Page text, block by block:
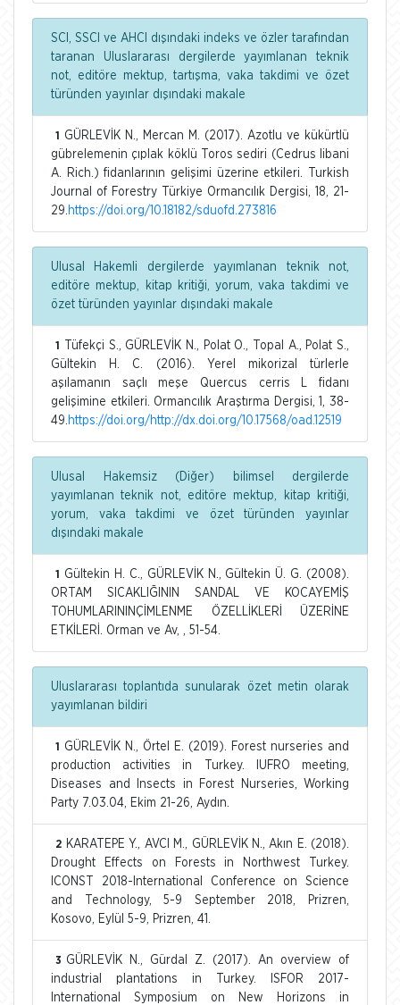
SCI, SSCI ve AHCI dışındaki indeks ve özler tarafından
taranan Uluslararası dergilerde yayımlanan teknik
not, editöre mektup, tartışma, vaka takdimi ve özet
türünden yayınlar dışındaki makale
1
GÜRLEVİK N., Mercan M. (2017). Azotlu ve kükürtlü
gübrelemenin çıplak köklü Toros sediri (Cedrus libani
A. Rich.) fidanlarının gelişimi üzerine etkileri. Turkish
Journal of Forestry Türkiye Ormancılık Dergisi, 18, 21-
29. https://doi.org/10.18182/sduofd.273816
Ulusal Hakemli dergilerde yayımlanan teknik not,
editöre mektup, kitap kritiği, yorum, vaka takdimi ve
özet türünden yayınlar dışındaki makale
1
Tüfekçi S., GÜRLEVİK N., Polat O., Topal A., Polat S.,
Gültekin H. C. (2016). Yerel mikorizal türlerle
aşılamanın saçlı meşe Quercus cerris L fidanı
gelişimine etkileri. Ormancılık Araştırma Dergisi, 1, 38-
49. https://doi.org/http://dx.doi.org/10.17568/oad.12519
Ulusal Hakemsiz (Diğer) bilimsel dergilerde
yayımlanan teknik not, editöre mektup, kitap kritiği,
yorum, vaka takdimi ve özet türünden yayınlar
dışındaki makale
1
Gültekin H. C., GÜRLEVİK N., Gültekin Ü. G. (2008).
ORTAM SICAKLIĞININ SANDAL VE KOCAYEMİŞ
TOHUMLARININÇİMLENME ÖZELLİKLERİ ÜZERİNE
ETKİLERİ. Orman ve Av, , 51-54.
Uluslararası toplantıda sunularak özet metin olarak
yayımlanan bildiri
1
GÜRLEVİK N., Örtel E. (2019). Forest nurseries and
production activities in Turkey. IUFRO meeting,
Diseases and Insects in Forest Nurseries, Working
Party 7.03.04, Ekim 21-26, Aydın.
2 KARATEPE Y., AVCI M., GÜRLEVİK N., Akın E. (2018).
Drought Effects on Forests in Northwest Turkey.
ICONST 2018-International Conference on Science
and Technology, 5-9 September 2018, Prizren,
Kosovo, Eylül 5-9, Prizren, 41.
3 GÜRLEVİK N., Gürdal Z. (2017). An overview of
industrial plantations in Turkey. ISFOR 2017-
International Symposium on New Horizons in